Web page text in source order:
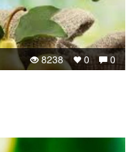
0
0
8238